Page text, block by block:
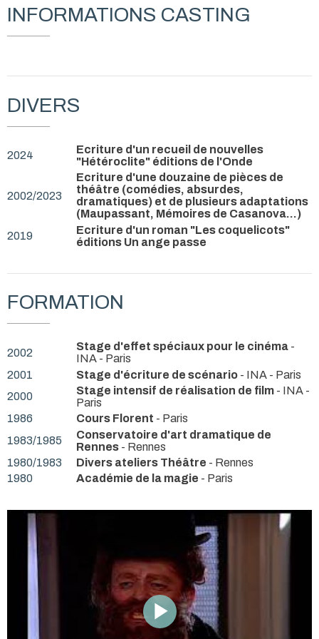
25 septembre 2026, 20 heures 30, ADEC maison du théâtre
BREAL-SOUS-MONFORT
21 novembre 2026, 20 heures 30, Maison de quartier
27 décembre 2026, 20 heures 30, salle Jean
Rochefort SAINT-LUNAIRE
INFORMATIONS CASTING
DIVERS
2024
Ecriture d'un recueil de nouvelles
"Hétéroclite" éditions de l'Onde
2002/2023
Ecriture d'une douzaine de pièces de
théâtre (comédies, absurdes,
dramatiques) et de plusieurs adaptations
(Maupassant, Mémoires de Casanova...)
2019
Ecriture d'un roman "Les coquelicots"
éditions Un ange passe
FORMATION
2002 Stage d'effet spéciaux pour le cinéma -
INA - Paris
2001
Stage d'écriture de scénario - INA - Paris
2000
Stage intensif de réalisation de film - INA -
Paris
1986
Cours Florent - Paris
1983/1985
Conservatoire d'art dramatique de
Rennes - Rennes
1980/1983
Divers ateliers Théâtre - Rennes
1980
Académie de la magie - Paris